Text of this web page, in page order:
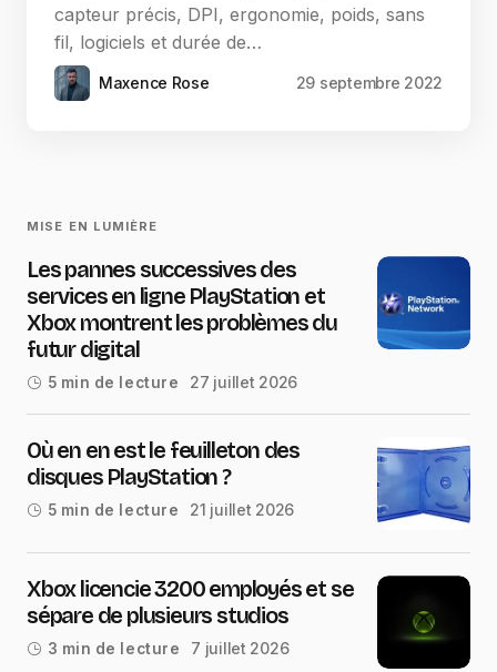
capteur précis, DPI, ergonomie, poids, sans
fil, logiciels et durée de…
Maxence Rose 29 septembre 2022
MISE EN LUMIÈRE
Les pannes successives des
services en ligne PlayStation et
Xbox montrent les problèmes du
futur digital
5 min de lecture 27 juillet 2026
Où en en est le feuilleton des
disques PlayStation ?
5 min de lecture 21 juillet 2026
Xbox licencie 3200 employés et se
sépare de plusieurs studios
3 min de lecture 7 juillet 2026